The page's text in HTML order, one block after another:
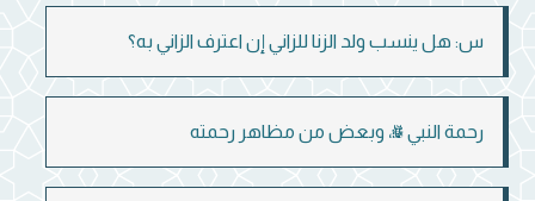
س: هل ينسب ولد الزنا للزاني إن اعترف الزاني به؟
رحمة النبي ﷺ، وبعض من مظاهر رحمته